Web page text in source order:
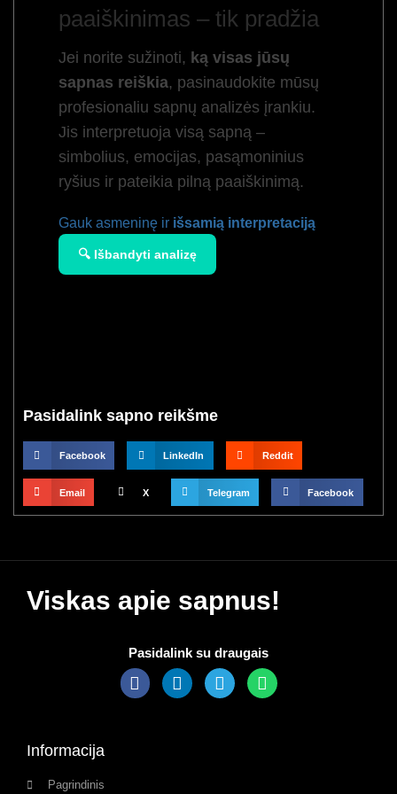
paaiškinimas – tik pradžia
Jei norite sužinoti, ką visas jūsų
sapnas reiškia, pasinaudokite mūsų
profesionaliu sapnų analizės įrankiu.
Jis interpretuoja visą sapną –
simbolius, emocijas, pasąmoninius
ryšius ir pateikia pilną paaiškinimą.
Gauk asmeninę ir išsamią interpretaciją
🔍 Išbandyti analizę
Pasidalink sapno reikšme
Facebook LinkedIn Reddit
Email X Telegram Facebook
Viskas apie sapnus!
Pasidalink su draugais
Informacija
Pagrindinis